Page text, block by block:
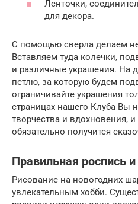
Ленточки,
для декора.
С помощью сверла делаем
Вставляем туда колечки,
и различные украшения. На
петлю, за которую будем
ограничивайте украшения
страницах нашего Клуба Вы
творчества и вдохновения,
обязательно получится
Правильная роспись
Рисование на новогодних
увлекательным хобби.